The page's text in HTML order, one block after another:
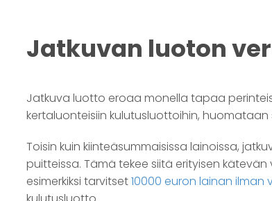
Jatkuvan luoton
Jatkuva luotto eroaa monella tapaa
kertaluonteisiin kulutusluottoihin,
Toisin kuin kiinteäsummaisissa lainoissa,
puitteissa. Tämä tekee siitä erityisen
esimerkiksi tarvitset10000 euron lainan ilman